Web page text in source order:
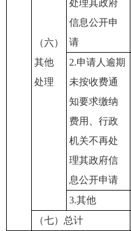
（六）
其他
处理
处理其政府
信息公开申
请
2.申请人逾期
未按收费通
知要求缴纳
费用、行政
机关不再处
理其政府信
息公开申请
3.其他
（七）总计